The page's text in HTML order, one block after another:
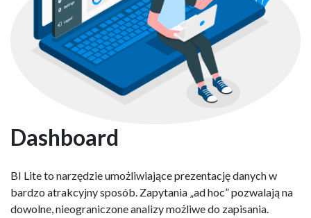
Dashboard
BI Lite to narzędzie umożliwiające prezentację danych w
bardzo atrakcyjny sposób. Zapytania „ad hoc” pozwalają na
dowolne, nieograniczone analizy możliwe do zapisania.